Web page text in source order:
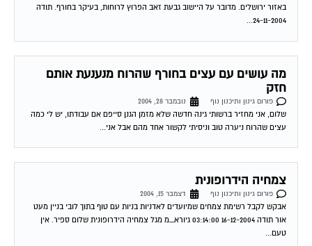
24-11-2004...
מה עושים עם עצים בחורף שהרוח מנענעת אותם
חזק
פורום גינון ותיכנון נוף
שלום, אני מחזיר ברשותי גינה חדשה שלא מזמן הגנן סייפם אם עבודתו, יש לי כמה
עצים שהרוח ניערה טוב וניסיתי לקשור אחד מהם אבל אני...
צמחיה הידרופונית
פורום גינון ותיכנון נוף
אבקש לקבל רשימת צמחים שמיועדים לאדניות בניות עם טוף בתוך לובי בניין מעט
אור תודה 16-12-2004 03:14:00 גיורא_מ מגל צמחיה הידרופונית שלום ספיר. אין
טעם...